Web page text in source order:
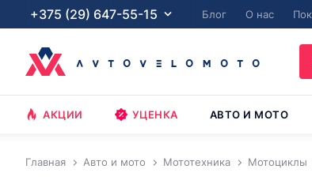
+375 (29) 647-55-15 Блог О нас
АКЦИИ УЦЕНКА АВТО И МОТО
Главная Авто и мото Мототехника Мотоциклы